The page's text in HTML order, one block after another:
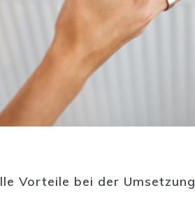
Vorteile bei der Umsetzung